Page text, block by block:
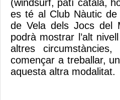
(windsurf, patí català,
es té al Club Nàutic de
de Vela dels Jocs del
podrà mostrar l’alt
altres
començar a treballar,
aquesta altra modalitat.